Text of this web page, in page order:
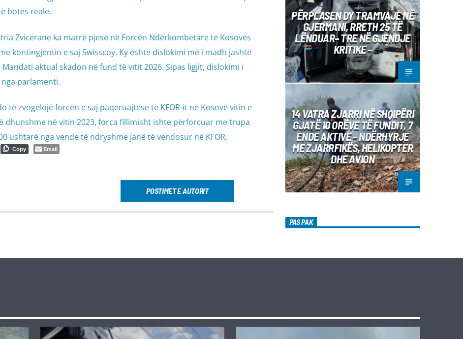
botës reale.
Zvicerane ka marrë pjesë në Forcën Ndërkombëtare të Kosovës
kontingjentin e saj Swisscoy. Ky është dislokimi më i madh jashtë
aktual skadon në fund të vitit 2026. Sipas ligjit, dislokimi i
parlamenti.
të zvogëlojë forcën e saj paqeruajtëse të KFOR-it në Kosovë vitin e
dhunshme në vitin 2023, forca fillimisht ishte përforcuar me trupa
ushtarë nga vende të ndryshme janë të vendosur në KFOR.
Copy Email
POSTIMET E AUTORIT
PËRPLASEN DY TRAMVAJE NË
GJERMANI, RRETH 25 TË
LËNDUAR– TRE NË GJENDJE
KRITIKE –
14 VATRA ZJARRI NË SHQIPËRI
GJATË 10 ORËVE TË FUNDIT, 7
ENDE AKTIVE – NDËRHYRJE
ME ZJARRFIKËS, HELIKOPTER
DHE AVION
PAS PAK